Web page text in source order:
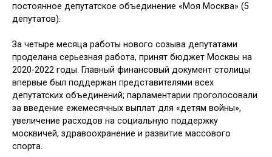
постоянное депутатское объединение «Моя Москва» (5
депутатов).
За четыре месяца работы нового созыва депутатами
проделана серьезная работа, принят бюджет Москвы на
2020-2022 годы. Главный финансовый документ столицы
впервые был поддержан представителями всех
депутатских объединений; парламентарии проголосовали
за введение ежемесячных выплат для «детям войны»,
увеличение расходов на социальную поддержку
москвичей, здравоохранение и развитие массового
спорта.